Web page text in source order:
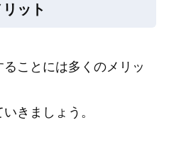
ット
ことには多くのメリッ
きましょう。